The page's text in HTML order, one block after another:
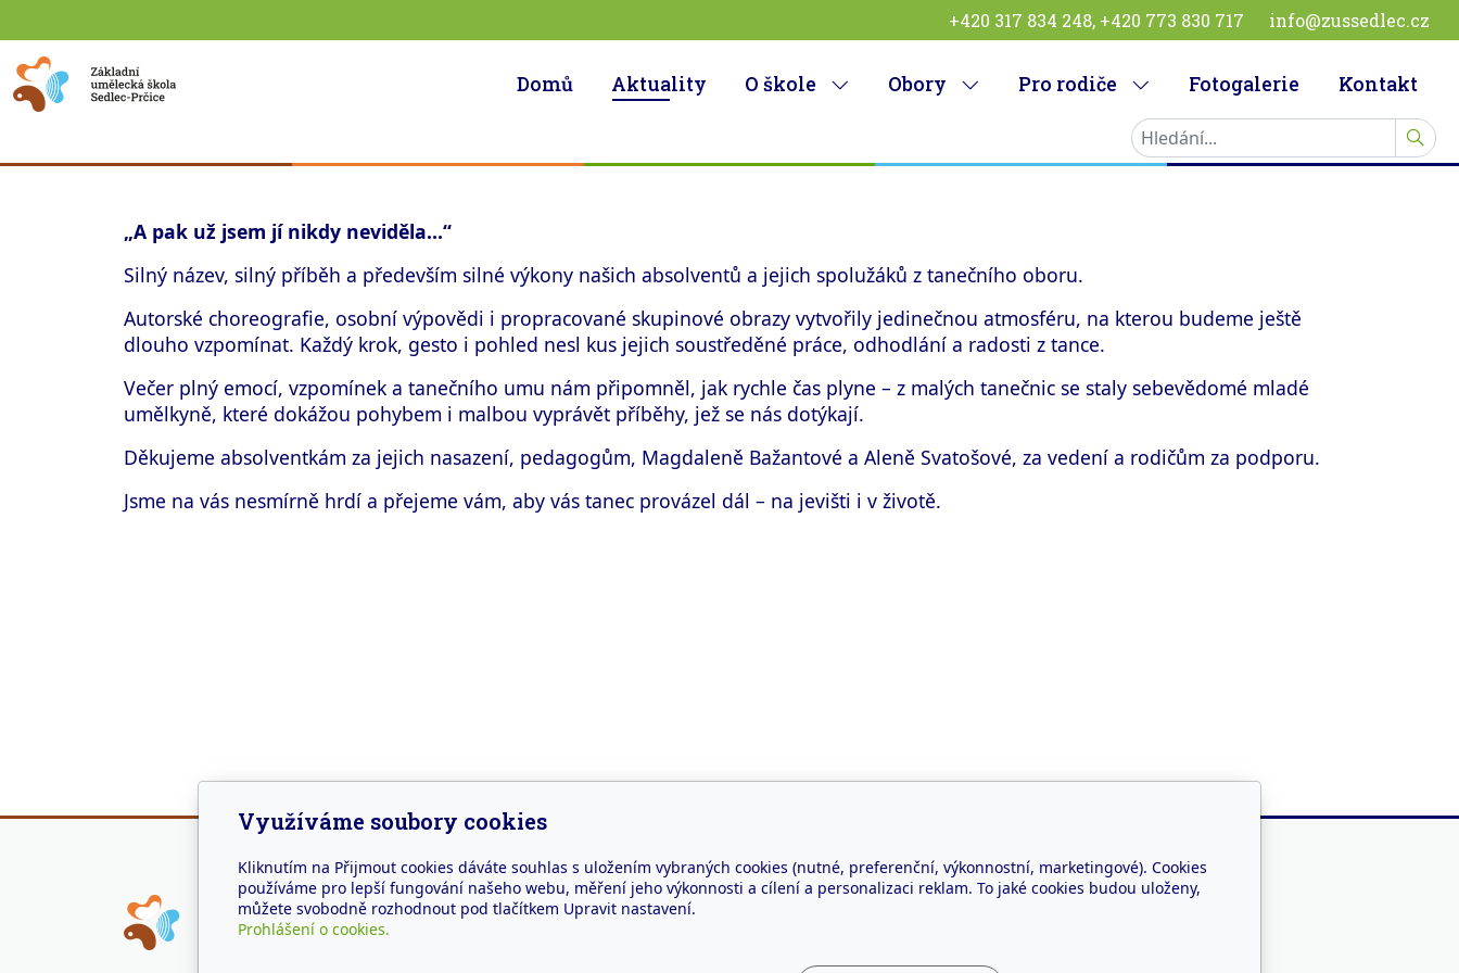
+420 317 834 248, +420 773 830 717 info@zussedlec.cz
Domů Aktuality O škole Obory Pro rodiče Fotogalerie Kontakt
„A pak už jsem jí nikdy neviděla…“
Silný název, silný příběh a především silné výkony našich absolventů a jejich spolužáků z tanečního oboru.
Autorské choreografie, osobní výpovědi i propracované skupinové obrazy vytvořily jedinečnou atmosféru, na kterou budeme ještě
dlouho vzpomínat. Každý krok, gesto i pohled nesl kus jejich soustředěné práce, odhodlání a radosti z tance.
Večer plný emocí, vzpomínek a tanečního umu nám připomněl, jak rychle čas plyne – z malých tanečnic se staly sebevědomé mladé
umělkyně, které dokážou pohybem i malbou vyprávět příběhy, jež se nás dotýkají.
Děkujeme absolventkám za jejich nasazení, pedagogům, Magdaleně Bažantové a Aleně Svatošové, za vedení a rodičům za podporu.
Jsme na vás nesmírně hrdí a přejeme vám, aby vás tanec provázel dál – na jevišti i v životě.
Adresa Kontakt Jsme i na sítích
Využíváme soubory cookies
Kliknutím na Přijmout cookies dáváte souhlas s uložením vybraných cookies (nutné, preferenční, výkonnostní, marketingové). Cookies
používáme pro lepší fungování našeho webu, měření jeho výkonnosti a cílení a personalizaci reklam. To jaké cookies budou uloženy,
můžete svobodně rozhodnout pod tlačítkem Upravit nastavení.
Prohlášení o cookies.